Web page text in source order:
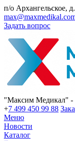
п/о Архангельское,
Задать вопрос
"Максим Медикал" -
+7 499 450 99 88
Меню
Новости
Каталог